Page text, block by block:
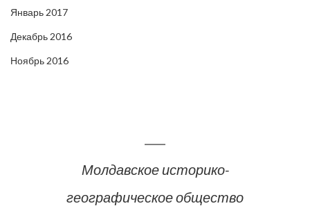
Январь 2017
Декабрь 2016
Ноябрь 2016
Молдавское историко-
географическое общество